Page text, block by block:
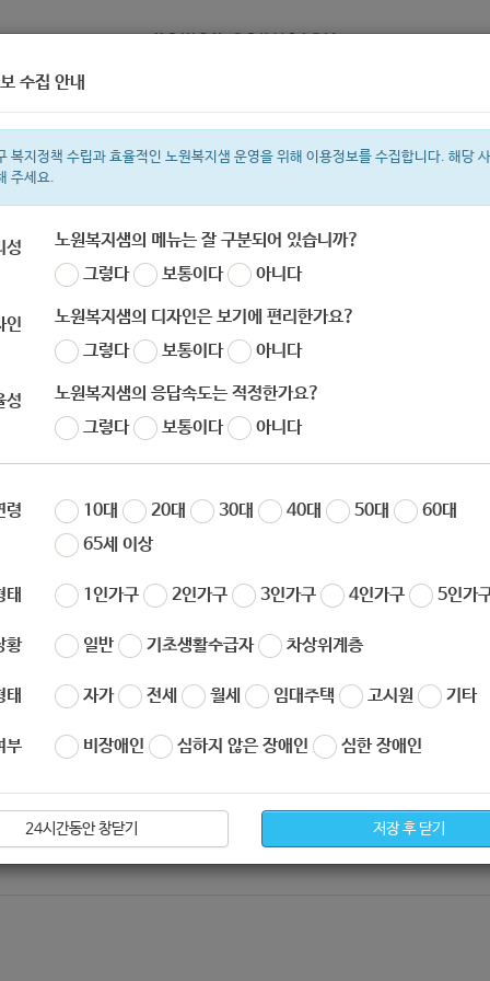
보 복지서비스 신청 복지
복지관 지원금 이용시설 ìº 성민복지관
수집 안내
복지정책 수립과 효율적인 노원복지샘 운영을 위해 이용정보를 수집합니다. 해당
주세요.
성
노원복지샘의 메뉴는 잘 구분되어 있습니까?
그렇다
보통이다 아니다
인
노원복지샘의 디자인은 보기에 편리한가요?
그렇다
보통이다 아니다
성
노원복지샘의 응답속도는 적정한가요?
그렇다
보통이다 아니다
령 10대 20대 30대 40대 50대
60대
65세 이상
태 1인가구 2인가구 3인가구 4인가구 5인가
황 일반 기초생활수급자 차상위계층
태 자가 전세 월세 임대주택 고시원 기타
부 비장애인 심하지 않은 장애인 심한 장애인
24시간동안 창닫기 저장 후 닫기
상담]